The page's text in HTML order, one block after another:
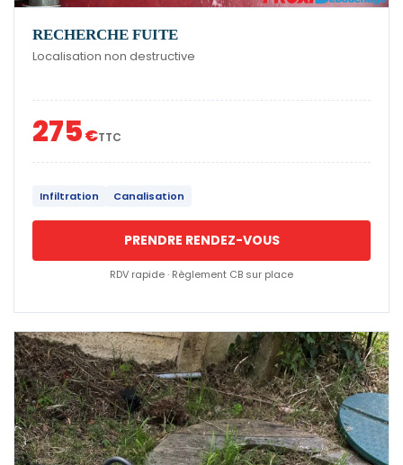
RECHERCHE FUITE
Localisation non destructive
275€TTC
Infiltration Canalisation
PRENDRE RENDEZ-VOUS
RDV rapide · Règlement CB sur place